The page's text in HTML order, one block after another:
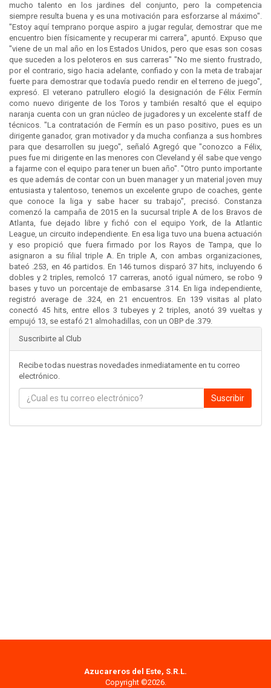
mucho talento en los jardines del conjunto, pero la competencia
siempre resulta buena y es una motivación para esforzarse al máximo".
"Estoy aquí temprano porque aspiro a jugar regular, demostrar que me
encuentro bien físicamente y recuperar mi carrera", apuntó. Expuso que
"viene de un mal año en los Estados Unidos, pero que esas son cosas
que suceden a los peloteros en sus carreras" "No me siento frustrado,
por el contrario, sigo hacia adelante, confiado y con la meta de trabajar
fuerte para demostrar que todavía puedo rendir en el terreno de juego",
expresó. El veterano patrullero elogió la designación de Félix Fermín
como nuevo dirigente de los Toros y también resaltó que el equipo
naranja cuenta con un gran núcleo de jugadores y un excelente staff de
técnicos. "La contratación de Fermín es un paso positivo, pues es un
dirigente ganador, gran motivador y da mucha confianza a sus hombres
para que desarrollen su juego", señaló Agregó que "conozco a Félix,
pues fue mi dirigente en las menores con Cleveland y él sabe que vengo
a fajarme con el equipo para tener un buen año". "Otro punto importante
es que además de contar con un buen manager y un material joven muy
entusiasta y talentoso, tenemos un excelente grupo de coaches, gente
que conoce la liga y sabe hacer su trabajo", precisó. Constanza
comenzó la campaña de 2015 en la sucursal triple A de los Bravos de
Atlanta, fue dejado libre y fichó con el equipo York, de la Atlantic
League, un circuito independiente. En esa liga tuvo una buena actuación
y eso propició que fuera firmado por los Rayos de Tampa, que lo
asignaron a su filial triple A. En triple A, con ambas organizaciones,
bateó .253, en 46 partidos. En 146 turnos disparó 37 hits, incluyendo 6
dobles y 2 triples, remolcó 17 carreras, anotó igual número, se robo 9
bases y tuvo un porcentaje de embasarse .314. En liga independiente,
registró average de .324, en 21 encuentros. En 139 visitas al plato
conectó 45 hits, entre ellos 3 tubeyes y 2 triples, anotó 39 vueltas y
empujó 13, se estafó 21 almohadillas, con un OBP de .379.
Suscribirte al Club
Recibe todas nuestras novedades inmediatamente en tu correo
electrónico.
Suscribir
Azucareros del Este, S.R.L.
Copyright ©2026.